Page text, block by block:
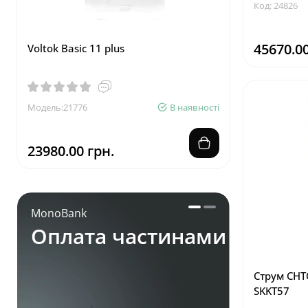
MonoBank
Оплата частинами
Voltok Basic 11 plus
Модель:21776 В наявності
23980.00 грн.
Volter
Код: 24826
Струм
SKKT57